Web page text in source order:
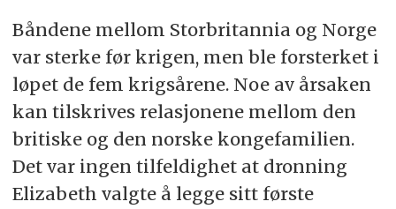
Båndene mellom Storbritannia og Norge
var sterke før krigen, men ble forsterket i
løpet de fem krigsårene. Noe av årsaken
kan tilskrives relasjonene mellom den
britiske og den norske kongefamilien.
Det var ingen tilfeldighet at dronning
Elizabeth valgte å legge sitt første